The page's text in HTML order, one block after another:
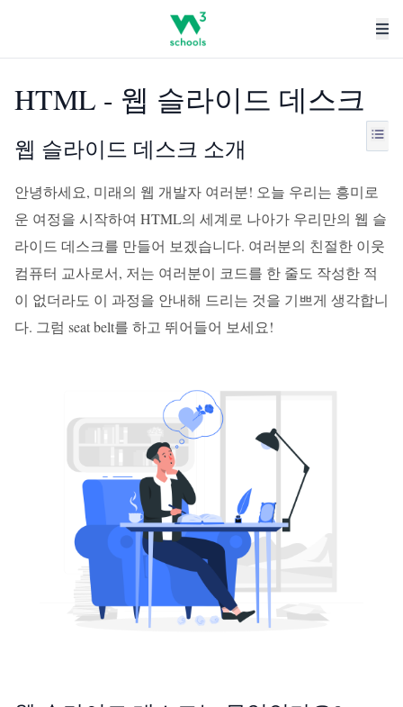
HTML - 웹 슬라이드 데스크
웹 슬라이드 데스크 소개
안녕하세요, 미래의 웹 개발자 여러분! 오늘 우리는 흥미로
운 여정을 시작하여 HTML의 세계로 나아가 우리만의 웹 슬
라이드 데스크를 만들어 보겠습니다. 여러분의 친절한 이웃
컴퓨터 교사로서, 저는 여러분이 코드를 한 줄도 작성한 적
이 없더라도 이 과정을 안내해 드리는 것을 기쁘게 생각합니
다. 그럼 seat belt를 하고 뛰어들어 보세요!